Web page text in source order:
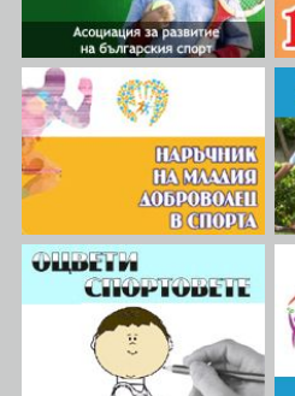
Асоциация за развитие на
българския спорт (АРБС),
която е партньор по проекта
от България, заедно с
представители на
организации от Албания и
Испания.